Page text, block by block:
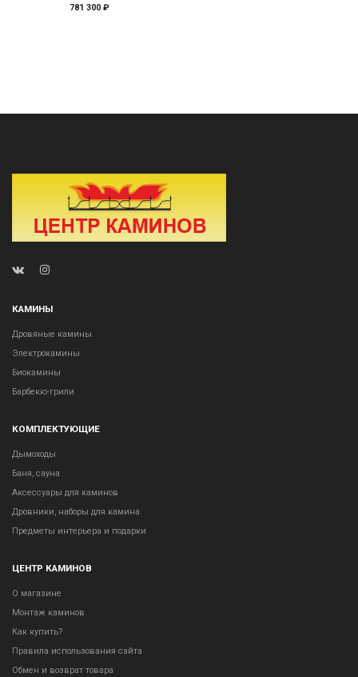
781 300 ₽
КАМИНЫ
Дровяные камины
Электрокамины
Биокамины
Барбекю-грили
КОМПЛЕКТУЮЩИЕ
Дымоходы
Баня, сауна
Аксессуары для каминов
Дровники, наборы для камина
Предметы интерьера и подарки
ЦЕНТР КАМИНОВ
О магазине
Монтаж каминов
Как купить?
Правила использования сайта
Обмен и возврат товара